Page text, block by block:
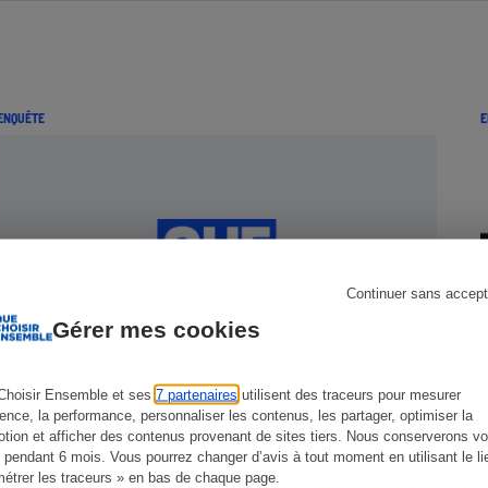
Gérer mes cookies
Ensemble et ses 7 partenaires utilisent des traceurs pour mesurer
la performance, personnaliser les contenus, les partager, optimiser la
et afficher des contenus provenant de sites tiers. Nous conserverons
pendant 6 mois. Vous pourrez changer d’avis à tout moment en utilisant le
les traceurs » en bas de chaque page.
Continuer sans
Scellier - L'investissement locatif
en selle